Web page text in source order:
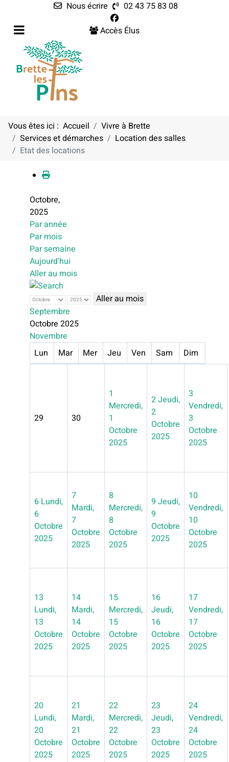
Nous écrire
02 43 75 83 08
Accès Élus
Vous êtes ici : Accueil
Vivre à Brette
Services et démarches
Location des salles
Etat des locations
Calendrier
Octobre,
2025
Par année
Par mois
Par semaine
Aujourd'hui
Aller au mois
Aller au mois
Septembre
Octobre 2025
Novembre
Lun
Mar Mer Jeu Ven Sam Dim
29 30
1
Mercredi,
1
Octobre
2025
2Jeudi,
2
Octobre
2025
3
Vendredi,
3
Octobre
2025
6 Lundi,
6
Octobre
2025
7
Mardi,
7
Octobre
2025
8
Mercredi,
8
Octobre
2025
9 Jeudi,
9
Octobre
2025
10
Vendredi,
10
Octobre
2025
13
Lundi,
13
Octobre
2025
14
Mardi,
14
Octobre
2025
15
Mercredi,
15
Octobre
2025
16
Jeudi,
16
Octobre
2025
17
Vendredi,
17
Octobre
2025
20
Lundi,
20
Octobre
2025
21
Mardi,
21
Octobre
2025
22
Mercredi,
22
Octobre
2025
23
Jeudi,
23
Octobre
2025
24
Vendredi,
24
Octobre
2025